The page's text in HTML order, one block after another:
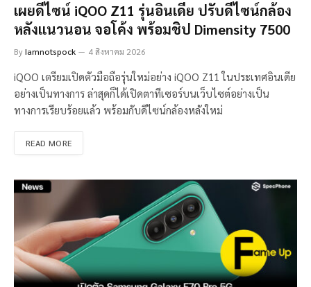
เผยดีไซน์ iQOO Z11 รุ่นอินเดีย ปรับดีไซน์กล้อง
หลังแนวนอน จอโค้ง พร้อมชิป Dimensity 7500
ByIamnotspock 4 สิงหาคม 2026
iQOO เตรียมเปิดตัวมือถือรุ่นใหม่อย่าง iQOO Z11 ในประเทศอินเดีย
อย่างเป็นทางการ ล่าสุดก็ได้เปิดตาทีเซอร์บนเว็บไซต์อย่างเป็น
ทางการเรียบร้อยแล้ว พร้อมกับดีไซน์กล้องหลังใหม่
READ MORE